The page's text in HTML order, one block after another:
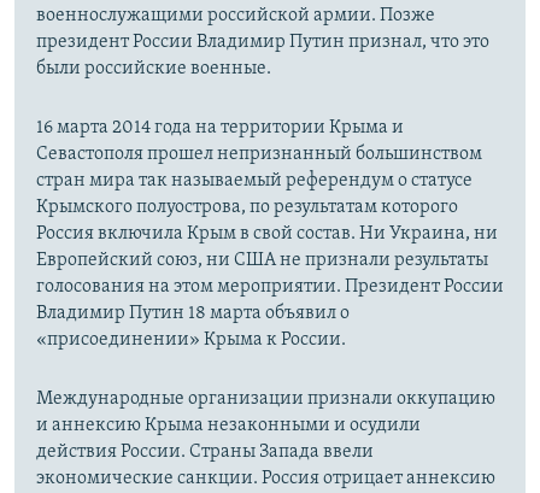
военнослужащими российской армии. Позже
президент России Владимир Путин признал, что это
были российские военные.
16 марта 2014 года на территории Крыма и
Севастополя прошел непризнанный большинством
стран мира так называемый референдум о статусе
Крымского полуострова, по результатам которого
Россия включила Крым в свой состав. Ни Украина, ни
Европейский союз, ни США не признали результаты
голосования на этом мероприятии. Президент России
Владимир Путин 18 марта объявил о
«присоединении» Крыма к России.
Международные организации признали оккупацию
и аннексию Крыма незаконными и осудили
действия России. Страны Запада ввели
экономические санкции. Россия отрицает аннексию